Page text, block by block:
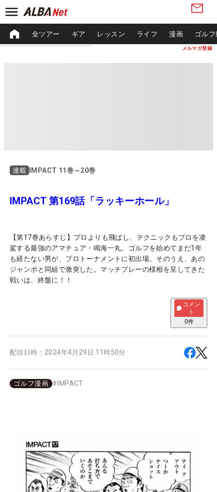
メルマガ登録
全ツアー ギア レッスン ライフ 漫画 ゴル
連載 IMPACT 11巻～20巻
IMPACT 第169話「ラッキーホール」
【第17巻あらすじ】プロよりも飛ばし、テクニックもプロを凌
駕する最強のアマチュア・鳴海一丸。ゴルフを始めてまだ1年
も経たない男が、プロトーナメントに初出場。そのうえ、あの
ジャンボと同組で激突した。マッチプレーの様相を呈してきた
戦いは、終盤に！！
コメン
ト
0件
配信日時： 2024年4月29日 11時50分
ゴルフ漫画 # IMPACT